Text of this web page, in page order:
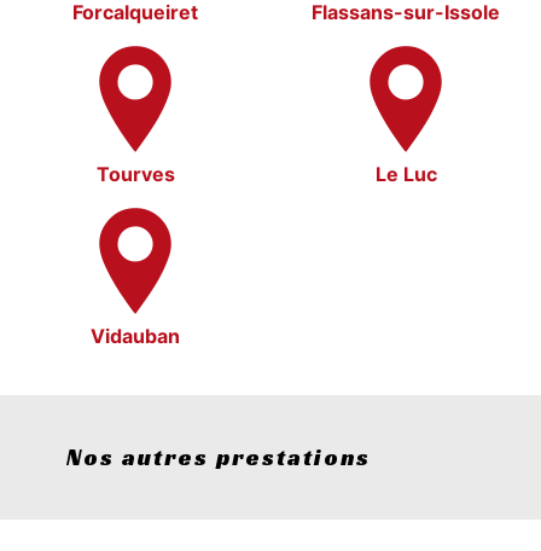
Forcalqueiret Flassans-sur-Issole
Tourves Le Luc
Vidauban
Nos autres prestations